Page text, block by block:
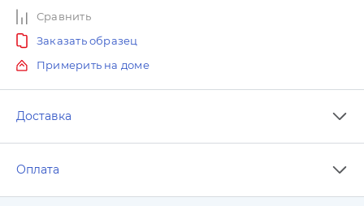
Сравнить
Заказать образец
Примерить на доме
Доставка
Оплата